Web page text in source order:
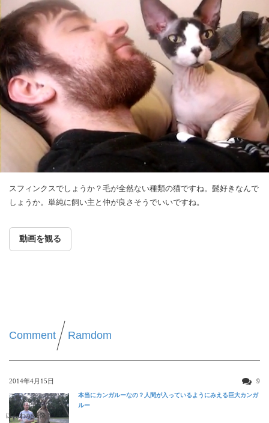
スフィンクスでしょうか？毛が全然ない種類の猫ですね。髭好きなんで
しょうか。単純に飼い主と仲が良さそうでいいですね。
動画を観る
Comment Ramdom
2014年4月15日 9
ほんわか映像
本当にカンガルーなの？人間が入っているようにみえる巨大カンガ
ルー